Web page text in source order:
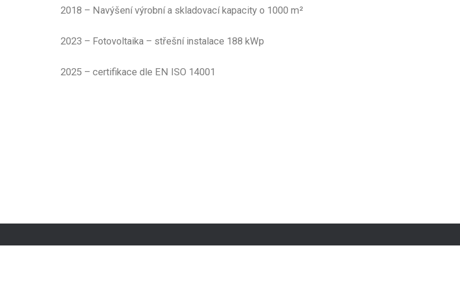
2018 – Navýšení výrobní a skladovací kapacity o 1000 m²
2023 – Fotovoltaika – střešní instalace 188 kWp
2025 – certifikace dle EN ISO 14001